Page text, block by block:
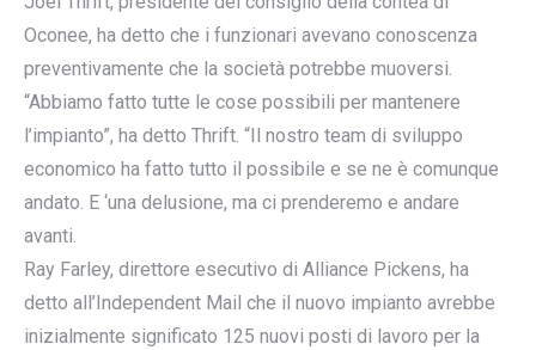
Oconee, ha detto che i funzionari avevano conoscenza
preventivamente che la società potrebbe muoversi.
“Abbiamo fatto tutte le cose possibili per mantenere
l’impianto”, ha detto Thrift. “Il nostro team di sviluppo
economico ha fatto tutto il possibile e se ne è comunque
andato. E ‘una delusione, ma ci prenderemo e andare
avanti.
Ray Farley, direttore esecutivo di Alliance Pickens, ha
detto all’Independent Mail che il nuovo impianto avrebbe
inizialmente significato 125 nuovi posti di lavoro per la